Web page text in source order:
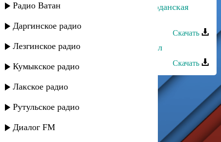
Радио Ватан
Даргинское радио
Лезгинское радио
Кумыкское радио
Лакское радио
Рутульское радио
Диалог FM
Рами Дарока, Сослан Дзуцев - Иорданская
Скачать
Сослан Цховребов - Я столько ждал
Скачать